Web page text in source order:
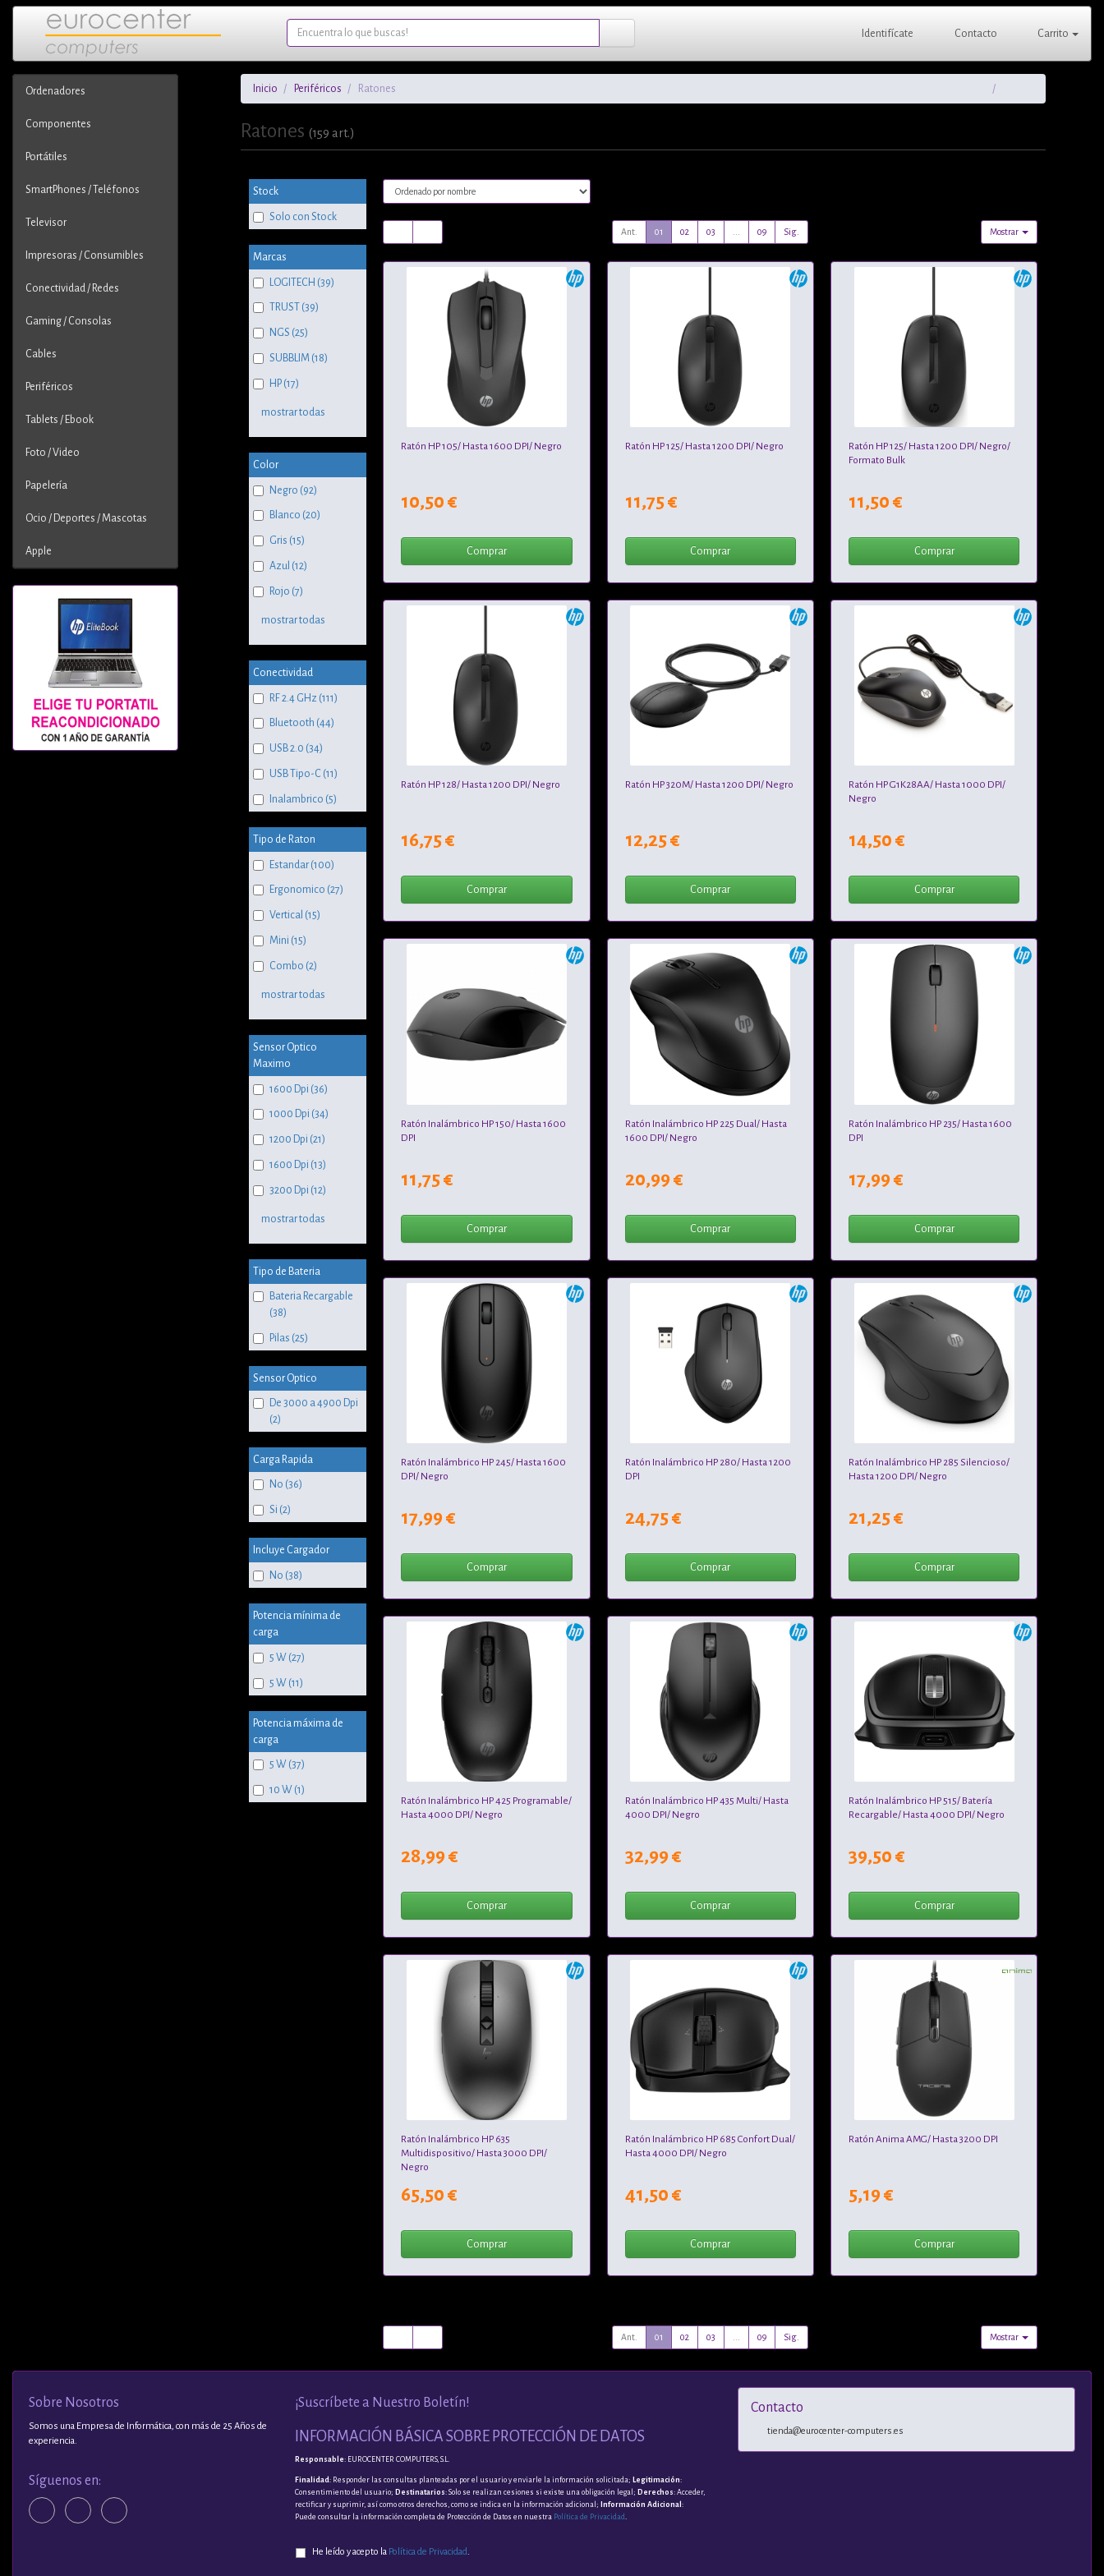
Identifícate Contacto Carrito
Ordenadores
Componentes
Portátiles
SmartPhones / Teléfonos
Televisor
Impresoras / Consumibles
Conectividad / Redes
Gaming / Consolas
Cables
Periféricos
Tablets / Ebook
Foto / Video
Papelería
Ocio / Deportes / Mascotas
Apple
Inicio Periféricos Ratones
Ratones (159 art.)
Stock
Solo con Stock
Marcas
LOGITECH (39)
TRUST (39)
NGS (25)
SUBBLIM (18)
HP (17)
mostrar todas
Color
Negro (92)
Blanco (20)
Gris (15)
Azul (12)
Rojo (7)
mostrar todas
Conectividad
RF 2.4 GHz (111)
Bluetooth (44)
USB 2.0 (34)
USB Tipo-C (11)
Inalambrico (5)
Tipo de Raton
Estandar (100)
Ergonomico (27)
Vertical (15)
Mini (15)
Combo (2)
mostrar todas
Sensor Optico
Maximo
1600 Dpi (36)
1000 Dpi (34)
1200 Dpi (21)
1600 Dpi (13)
3200 Dpi (12)
mostrar todas
Tipo de Bateria
Bateria Recargable
(38)
Pilas (25)
Sensor Optico
De 3000 a 4900 Dpi
(2)
Carga Rapida
No (36)
Si (2)
Incluye Cargador
No (38)
Potencia mínima de
carga
5 W (27)
5 W (11)
Potencia máxima de
carga
5 W (37)
10 W (1)
Ant. 01 02 03 09 Sig. Mostrar
Ratón HP 105/ Hasta 1600 DPI/ Negro
10,50 €
Comprar
Ratón HP 125/ Hasta 1200 DPI/ Negro
11,75 €
Comprar
Ratón HP 125/ Hasta 1200 DPI/ Negro/
Formato Bulk
11,50 €
Comprar
Ratón HP 128/ Hasta 1200 DPI/ Negro
16,75 €
Comprar
Ratón HP 320M/ Hasta 1200 DPI/ Negro
12,25 €
Comprar
Ratón HP G1K28AA/ Hasta 1000 DPI/
Negro
14,50 €
Comprar
Ratón Inalámbrico HP 150/ Hasta 1600
DPI
11,75 €
Comprar
Ratón Inalámbrico HP 225 Dual/ Hasta
1600 DPI/ Negro
20,99 €
Comprar
Ratón Inalámbrico HP 235/ Hasta 1600
DPI
17,99 €
Comprar
Ratón Inalámbrico HP 245/ Hasta 1600
DPI/ Negro
17,99 €
Comprar
Ratón Inalámbrico HP 280/ Hasta 1200
DPI
24,75 €
Comprar
Ratón Inalámbrico HP 285 Silencioso/
Hasta 1200 DPI/ Negro
21,25 €
Comprar
Ratón Inalámbrico HP 425 Programable/
Hasta 4000 DPI/ Negro
28,99 €
Comprar
Ratón Inalámbrico HP 435 Multi/ Hasta
4000 DPI/ Negro
32,99 €
Comprar
Ratón Inalámbrico HP 515/ Batería
Recargable/ Hasta 4000 DPI/ Negro
39,50 €
Comprar
Ratón Inalámbrico HP 635
Multidispositivo/ Hasta 3000 DPI/
Negro
65,50 €
Comprar
Ratón Inalámbrico HP 685 Confort Dual/
Hasta 4000 DPI/ Negro
41,50 €
Comprar
Ratón Anima AMG/ Hasta 3200 DPI
5,19 €
Comprar
Ant. 01 02 03 09 Sig. Mostrar
Sobre Nosotros
Somos una Empresa de Informática, con más de 25 Años de
experiencia.
Síguenos en:
¡Suscríbete a Nuestro Boletín!
INFORMACIÓN BÁSICA SOBRE PROTECCIÓN DE DATOS
Responsable: EUROCENTER COMPUTERS, S.L.
Finalidad: Responder las consultas planteadas por el usuario y enviarle la información solicitada; Legitimación:
Consentimiento del usuario; Destinatarios: Solo se realizan cesiones si existe una obligación legal; Derechos: Acceder,
rectificar y suprimir, así como otros derechos, como se indica en la información adicional; Información Adicional :
Puede consultar la información completa de Protección de Datos en nuestra Política de Privacidad.
He leído y acepto la Política de Privacidad.
Contacto
tienda@eurocenter-computers.es